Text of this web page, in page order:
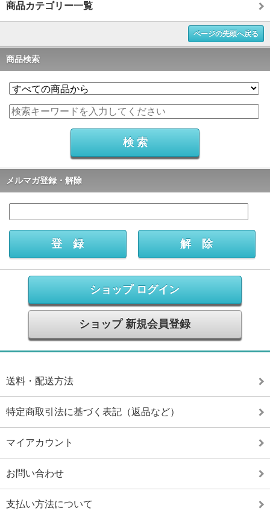
商品カテゴリー一覧
ページの先頭へ戻る
商品検索
メルマガ登録・解除
ショップ ログイン
ショップ 新規会員登録
送料・配送方法
特定商取引法に基づく表記（返品など）
マイアカウント
お問い合わせ
支払い方法について